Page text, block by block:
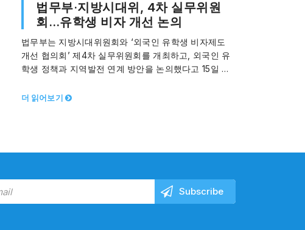
법무부·지방시대위, 4차 실무위원
회…유학생 비자 개선 논의
법무부는 지방시대위원회와 ‘외국인 유학생 비자제도
개선 협의회’ 제4차 실무위원회를 개최하고, 외국인 유
학생 정책과 지역발전 연계 방안을 논의했다고 15일 밝
더 읽어보기